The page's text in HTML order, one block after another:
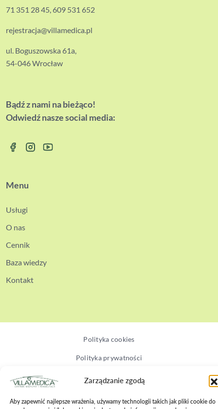
Zarządzanie zgodą
Aby zapewnić najlepsze wrażenia, używamy technologii takich jak pliki cookie do
71 351 28 45, 609 531 652
rejestracja@villamedica.pl
ul. Boguszowska 61a,
54-046 Wrocław
Bądź z nami na bieżąco!
Odwiedź nasze social media:
Menu
Usługi
O nas
Cennik
Baza wiedzy
Kontakt
Polityka cookies
Polityka prywatności
Polityka bezpieczeństwa